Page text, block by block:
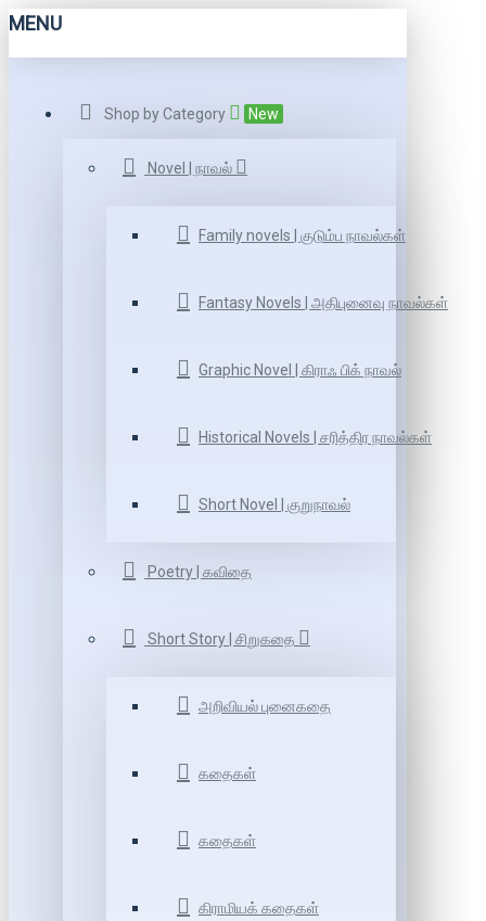
MENU
Shop by Category New
Novel | நாவல்
Family novels | குடும்ப நாவல்கள்
Fantasy Novels | அதிபுனைவு நாவல்கள்
Graphic Novel | கிராஃ பிக் நாவல்
Historical Novels | சரித்திர நாவல்கள்
Short Novel | குறுநாவல்
Poetry | கவிதை
Short Story | சிறுகதை
அறிவியல் புனைகதை
கதைகள்
கதைகள்
கிராமியக் கதைகள்